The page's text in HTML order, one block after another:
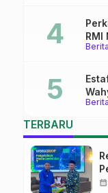
Berita
RMI
Pati
Berita
TERBARU
calendar_month